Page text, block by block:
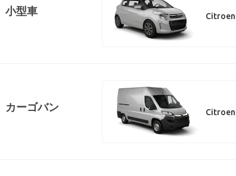
小型車 Citroen
カーゴバン